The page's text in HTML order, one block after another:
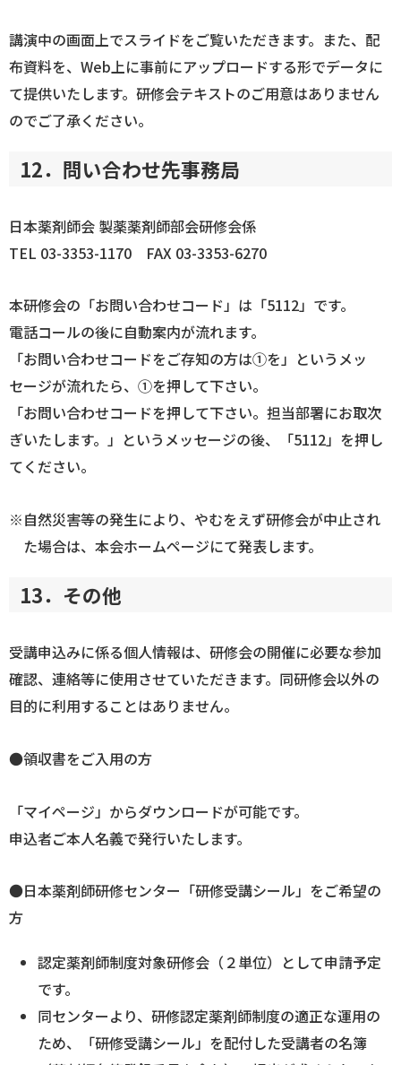
講演中の画面上でスライドをご覧いただきます。また、配
布資料を、Web上に事前にアップロードする形でデータに
て提供いたします。研修会テキストのご用意はありません
のでご了承ください。
12．問い合わせ先事務局
日本薬剤師会 製薬薬剤師部会研修会係
TEL 03-3353-1170 FAX 03-3353-6270
本研修会の「お問い合わせコード」は「5112」です。
電話コールの後に自動案内が流れます。
「お問い合わせコードをご存知の方は①を」というメッ
セージが流れたら、①を押して下さい。
「お問い合わせコードを押して下さい。担当部署にお取次
ぎいたします。」というメッセージの後、「5112」を押し
てください。
※自然災害等の発生により、やむをえず研修会が中止され
た場合は、本会ホームページにて発表します。
13．その他
受講申込みに係る個人情報は、研修会の開催に必要な参加
確認、連絡等に使用させていただきます。同研修会以外の
目的に利用することはありません。
●領収書をご入用の方
「マイページ」からダウンロードが可能です。
申込者ご本人名義で発行いたします。
●日本薬剤師研修センター「研修受講シール」をご希望の
方
認定薬剤師制度対象研修会（２単位）として申請予定
です。
同センターより、研修認定薬剤師制度の適正な運用の
ため、「研修受講シール」を配付した受講者の名簿